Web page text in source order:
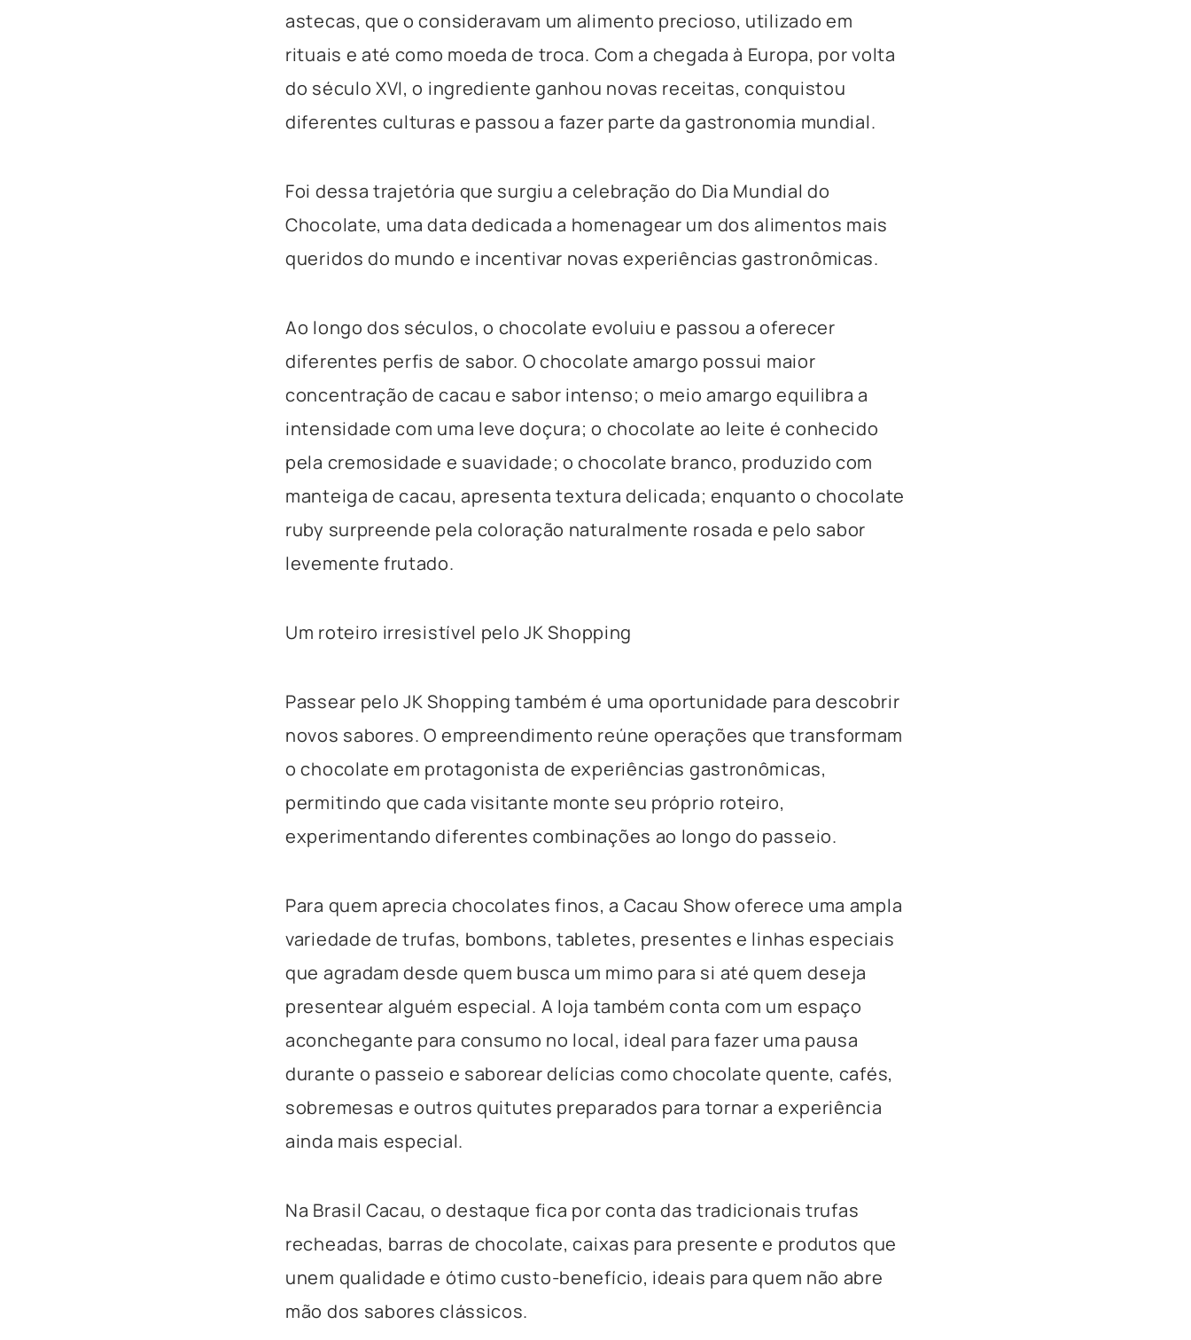
astecas, que o consideravam um alimento precioso, utilizado em
rituais e até como moeda de troca. Com a chegada à Europa, por volta
do século XVI, o ingrediente ganhou novas receitas, conquistou
diferentes culturas e passou a fazer parte da gastronomia mundial.
Foi dessa trajetória que surgiu a celebração do Dia Mundial do
Chocolate, uma data dedicada a homenagear um dos alimentos mais
queridos do mundo e incentivar novas experiências gastronômicas.
Ao longo dos séculos, o chocolate evoluiu e passou a oferecer
diferentes perfis de sabor. O chocolate amargo possui maior
concentração de cacau e sabor intenso; o meio amargo equilibra a
intensidade com uma leve doçura; o chocolate ao leite é conhecido
pela cremosidade e suavidade; o chocolate branco, produzido com
manteiga de cacau, apresenta textura delicada; enquanto o chocolate
ruby surpreende pela coloração naturalmente rosada e pelo sabor
levemente frutado.
Um roteiro irresistível pelo JK Shopping
Passear pelo JK Shopping também é uma oportunidade para descobrir
novos sabores. O empreendimento reúne operações que transformam
o chocolate em protagonista de experiências gastronômicas,
permitindo que cada visitante monte seu próprio roteiro,
experimentando diferentes combinações ao longo do passeio.
Para quem aprecia chocolates finos, a Cacau Show oferece uma ampla
variedade de trufas, bombons, tabletes, presentes e linhas especiais
que agradam desde quem busca um mimo para si até quem deseja
presentear alguém especial. A loja também conta com um espaço
aconchegante para consumo no local, ideal para fazer uma pausa
durante o passeio e saborear delícias como chocolate quente, cafés,
sobremesas e outros quitutes preparados para tornar a experiência
ainda mais especial.
Na Brasil Cacau, o destaque fica por conta das tradicionais trufas
recheadas, barras de chocolate, caixas para presente e produtos que
unem qualidade e ótimo custo-benefício, ideais para quem não abre
mão dos sabores clássicos.